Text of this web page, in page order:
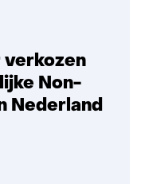
verkozen
Non-
Nederland